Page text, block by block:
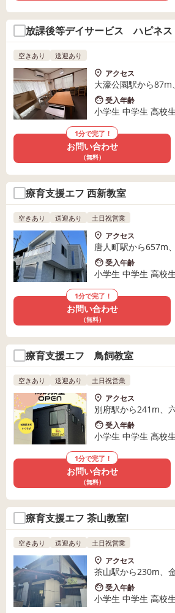
放課後等デイサービス ハピネス
空きあり 送迎あり
アクセス
大濠公園駅から
受入年齢
小学生 中学生 高校生
1分で完了！
お問い合わせ
（無料）
療育支援エフ 西新教室
空きあり 送迎あり 土日祝営業
アクセス
唐人町駅から657m
受入年齢
小学生 中学生 高校生
1分で完了！
お問い合わせ
（無料）
療育支援エフ 鳥飼教室
空きあり 送迎あり 土日祝営業
アクセス
別府駅から241m、
受入年齢
小学生 中学生 高校生
1分で完了！
お問い合わせ
（無料）
療育支援エフ 茶山教室Ⅰ
空きあり 送迎あり 土日祝営業
アクセス
茶山駅から230m、
受入年齢
小学生 中学生 高校生